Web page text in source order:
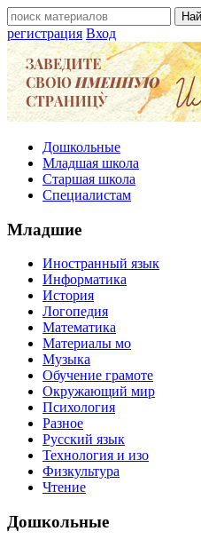
регистрация Вход
Дошкольные
Младшая школа
Старшая школа
Специалистам
Младшие
Иностранный язык
Информатика
История
Логопедия
Математика
Материалы мо
Музыка
Обучение грамоте
Окружающий мир
Психология
Разное
Русский язык
Технология и изо
Физкультура
Чтение
Дошкольные